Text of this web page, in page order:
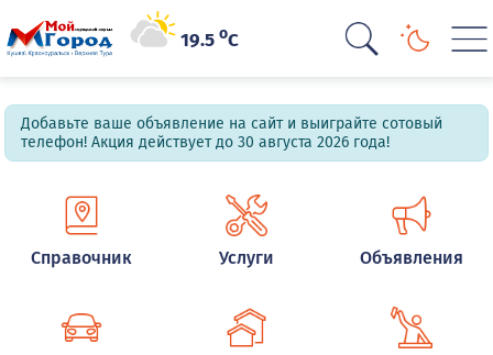
19.5oC
Добавьте ваше объявление на сайт и выиграйте сотовый
телефон! Акция действует до 30 августа 2026 года!
Справочник Услуги Объявления